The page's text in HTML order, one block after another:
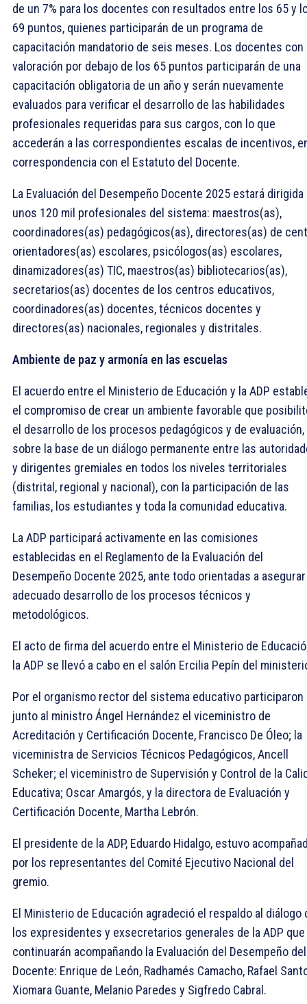
de un 7% para los docentes con resultados entre los 65 y
69 puntos, quienes participarán de un programa de
capacitación mandatorio de seis meses. Los docentes con
valoración por debajo de los 65 puntos participarán de una
capacitación obligatoria de un año y serán nuevamente
evaluados para verificar el desarrollo de las habilidades
profesionales requeridas para sus cargos, con lo que
accederán a las correspondientes escalas de incentivos,
correspondencia con el Estatuto del Docente.
La Evaluación del Desempeño Docente 2025 estará dirigida
unos 120 mil profesionales del sistema: maestros(as),
coordinadores(as) pedagógicos(as), directores(as) de
orientadores(as) escolares, psicólogos(as) escolares,
dinamizadores(as) TIC, maestros(as) bibliotecarios(as),
secretarios(as) docentes de los centros educativos,
coordinadores(as) docentes, técnicos docentes y
directores(as) nacionales, regionales y distritales.
Ambiente de paz y armonía en las escuelas
El acuerdo entre el Ministerio de Educación y la ADP
el compromiso de crear un ambiente favorable que
el desarrollo de los procesos pedagógicos y de evaluación,
sobre la base de un diálogo permanente entre las
y dirigentes gremiales en todos los niveles territoriales
(distrital, regional y nacional), con la participación de las
familias, los estudiantes y toda la comunidad educativa.
La ADP participará activamente en las comisiones
establecidas en el Reglamento de la Evaluación del
Desempeño Docente 2025, ante todo orientadas a
adecuado desarrollo de los procesos técnicos y
metodológicos.
El acto de firma del acuerdo entre el Ministerio de
la ADP se llevó a cabo en el salón Ercilia Pepín del
Por el organismo rector del sistema educativo participaron
junto al ministro Ángel Hernández el viceministro de
Acreditación y Certificación Docente, Francisco De Óleo; la
viceministra de Servicios Técnicos Pedagógicos, Ancell
Scheker; el viceministro de Supervisión y Control de la
Educativa; Oscar Amargós, y la directora de Evaluación y
Certificación Docente, Martha Lebrón.
El presidente de la ADP, Eduardo Hidalgo, estuvo
por los representantes del Comité Ejecutivo Nacional del
gremio.
El Ministerio de Educación agradeció el respaldo al diálogo
los expresidentes y exsecretarios generales de la ADP que
continuarán acompañando la Evaluación del Desempeño del
Docente: Enrique de León, Radhamés Camacho, Rafael
Xiomara Guante, Melanio Paredes y Sigfredo Cabral.